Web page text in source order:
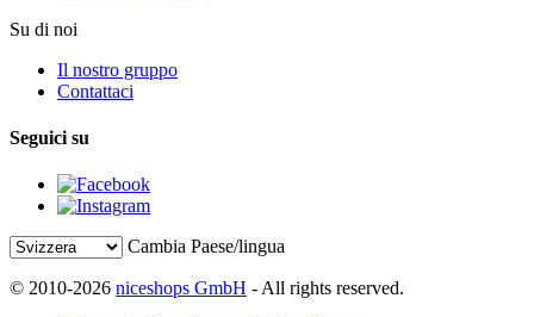
Su di noi
Il nostro gruppo
Contattaci
Seguici su
Cambia Paese/lingua
© 2010-2026 niceshops GmbH - All rights reserved.